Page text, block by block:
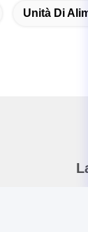
Unità Di